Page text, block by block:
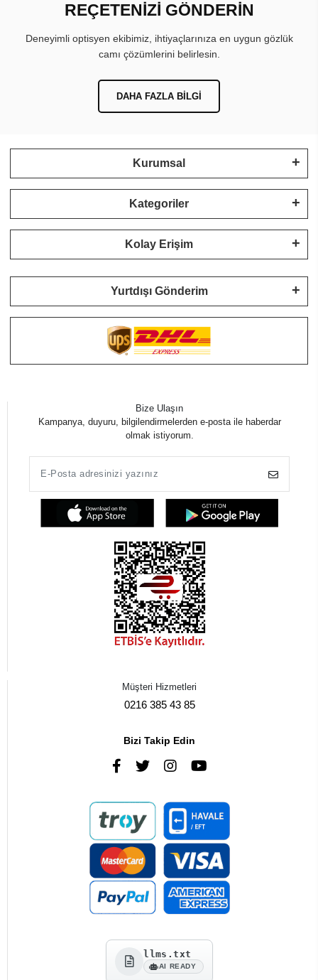
REÇETENİZİ GÖNDERİN
Deneyimli optisyen ekibimiz, ihtiyaçlarınıza en uygun gözlük
camı çözümlerini belirlesin.
DAHA FAZLA BILGI
Kurumsal
Kategoriler
Kolay Erişim
Yurtdışı Gönderim
Bize Ulaşın
Kampanya, duyuru, bilgilendirmelerden e-posta ile haberdar
olmak istiyorum.
Müşteri Hizmetleri
0216 385 43 85
Bizi Takip Edin
llms.txt
AI READY